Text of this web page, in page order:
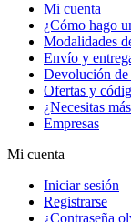
Mi cuenta
¿Cómo hago
Modalidades
Envío y
Devolución de
Ofertas y
¿Necesitas
Empresas
Mi cuenta
Iniciar sesión
Registrarse
¿Contraseña